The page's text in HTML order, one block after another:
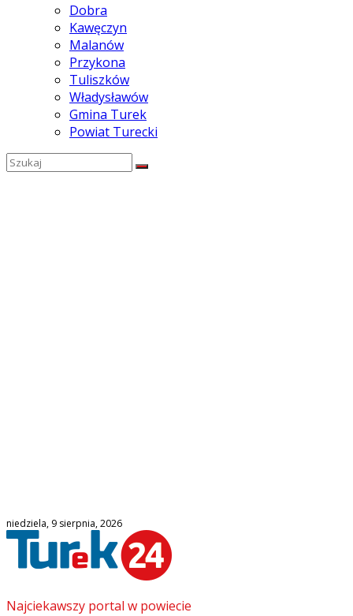
Dobra
Kawęczyn
Malanów
Przykona
Tuliszków
Władysławów
Gmina Turek
Powiat Turecki
niedziela, 9 sierpnia, 2026
Najciekawszy portal w powiecie